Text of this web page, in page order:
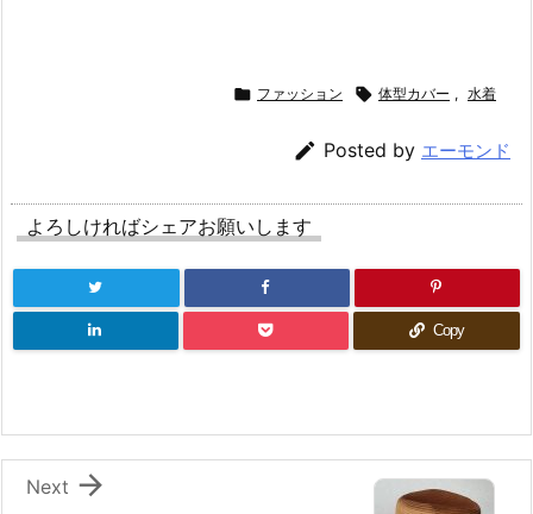
 ファッション  体型カバー , 水着
 Posted by エーモンド
よろしければシェアお願いします
Copy

Next